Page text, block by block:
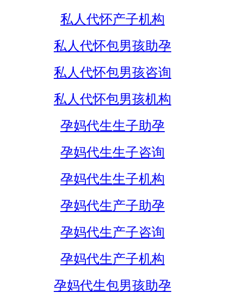
私人代怀产子机构
私人代怀包男孩助孕
私人代怀包男孩咨询
私人代怀包男孩机构
孕妈代生生子助孕
孕妈代生生子咨询
孕妈代生生子机构
孕妈代生产子助孕
孕妈代生产子咨询
孕妈代生产子机构
孕妈代生包男孩助孕